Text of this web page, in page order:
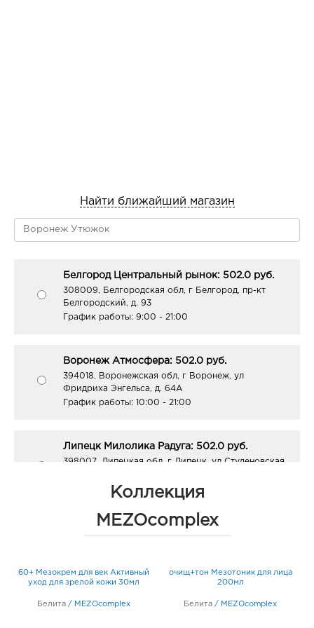
Найти ближайший магазин
Белгород Центральный рынок: 502.0 руб.
308009, Белгородская обл, г Белгород, пр-кт
Белгородский, д. 93
График работы: 9:00 - 21:00
Воронеж Атмосфера: 502.0 руб.
394018, Воронежская обл, г Воронеж, ул
Фридриха Энгельса, д. 64А
График работы: 10:00 - 21:00
Липецк Милолика Радуга: 502.0 руб.
398007, Липецкая обл, г Липецк, ул Студеновская,
График работы:9:00 - 19:00
График работы:10:00 - 22:00
Коллекция
MEZOcomplex
60+ Мезокрем для век Активный
уход для зрелой кожи 30мл
Белита / MEZOcomplex
очищ+тон Мезотоник для лица
200мл
Белита / MEZOcomplex